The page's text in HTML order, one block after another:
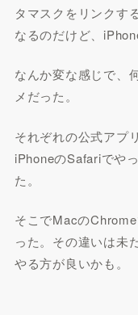
タマスクをリンクす
なるのだけど、
なんか変な感じで、
メだった。
それぞれの公式アプ
iPhoneのSafariでや
た。
そこでMacの
った。その違いは未
やる方が良いかも。